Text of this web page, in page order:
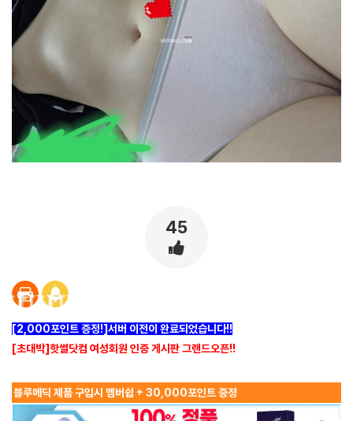
45
[2,000포인트 증정!]서버 이전이 완료되었습니다!!
[초대박]핫썰닷컴 여성회원 인증 게시판 그랜드오픈!!
블루메딕 제품 구입시 멤버쉽 + 30,000포인트 증정